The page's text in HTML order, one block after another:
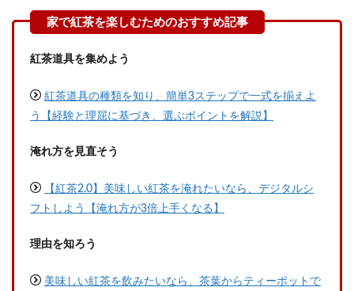
紅茶道具を集めよう
紅茶道具の種類を知り、簡単3ステップで一式を揃えよ
う【経験と理屈に基づき、選ぶポイントを解説】
淹れ方を見直そう
【紅茶2.0】美味しい紅茶を淹れたいなら、デジタルシ
フトしよう【淹れ方が3倍上手くなる】
理由を知ろう
美味しい紅茶を飲みたいなら、茶葉からティーポットで